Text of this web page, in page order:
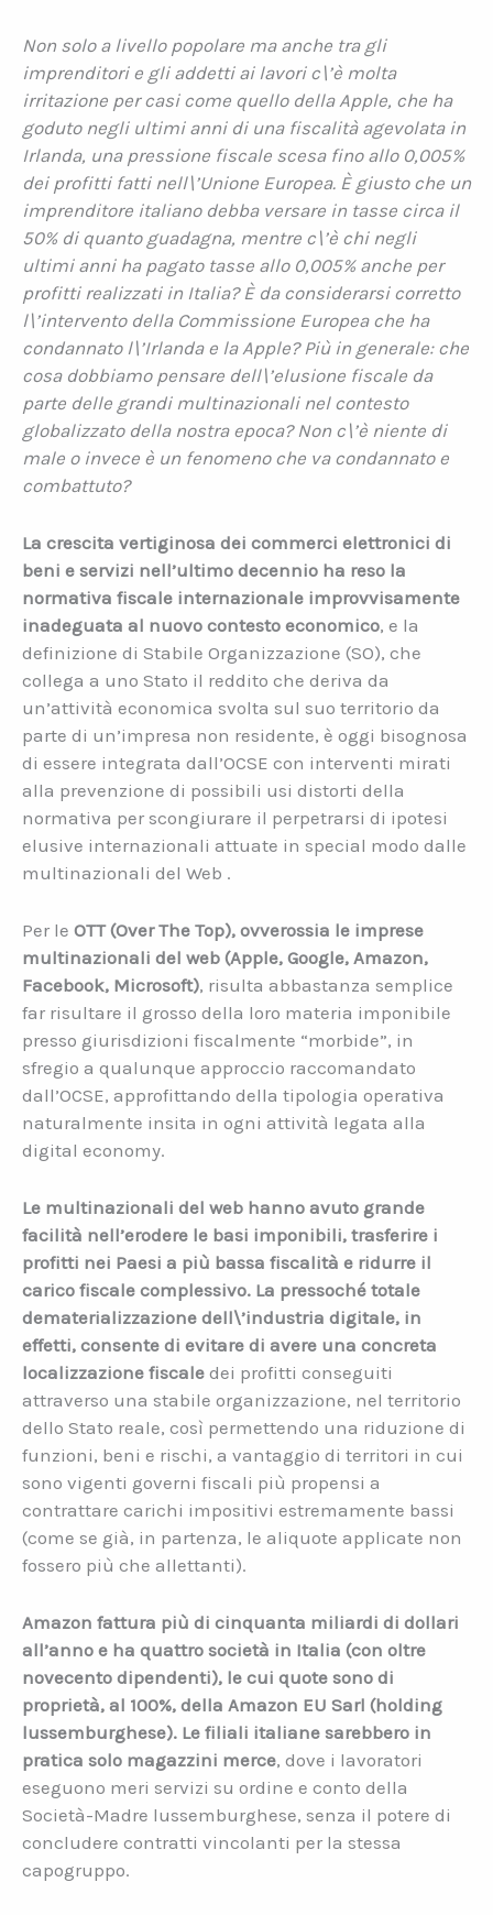
Non solo a livello popolare ma anche tra gli
imprenditori e gli addetti ai lavori c\’è molta
irritazione per casi come quello della Apple, che ha
goduto negli ultimi anni di una fiscalità agevolata in
Irlanda, una pressione fiscale scesa fino allo 0,005%
dei profitti fatti nell\’Unione Europea. È giusto che un
imprenditore italiano debba versare in tasse circa il
50% di quanto guadagna, mentre c\’è chi negli
ultimi anni ha pagato tasse allo 0,005% anche per
profitti realizzati in Italia? È da considerarsi corretto
l\’intervento della Commissione Europea che ha
condannato l\’Irlanda e la Apple? Più in generale: che
cosa dobbiamo pensare dell\’elusione fiscale da
parte delle grandi multinazionali nel contesto
globalizzato della nostra epoca? Non c\’è niente di
male o invece è un fenomeno che va condannato e
combattuto?
La crescita vertiginosa dei commerci elettronici di
beni e servizi nell’ultimo decennio ha reso la
normativa fiscale internazionale improvvisamente
inadeguata al nuovo contesto economico, e la
definizione di Stabile Organizzazione (SO), che
collega a uno Stato il reddito che deriva da
un’attività economica svolta sul suo territorio da
parte di un’impresa non residente, è oggi bisognosa
di essere integrata dall’OCSE con interventi mirati
alla prevenzione di possibili usi distorti della
normativa per scongiurare il perpetrarsi di ipotesi
elusive internazionali attuate in special modo dalle
multinazionali del Web .
Per le OTT (Over The Top), ovverossia le imprese
multinazionali del web (Apple, Google, Amazon,
Facebook, Microsoft), risulta abbastanza semplice
far risultare il grosso della loro materia imponibile
presso giurisdizioni fiscalmente “morbide”, in
sfregio a qualunque approccio raccomandato
dall’OCSE, approfittando della tipologia operativa
naturalmente insita in ogni attività legata alla
digital economy.
Le multinazionali del web hanno avuto grande
facilità nell’erodere le basi imponibili, trasferire i
profitti nei Paesi a più bassa fiscalità e ridurre il
carico fiscale complessivo. La pressoché totale
dematerializzazione dell\’industria digitale, in
effetti, consente di evitare di avere una concreta
localizzazione fiscale dei profitti conseguiti
attraverso una stabile organizzazione, nel territorio
dello Stato reale, così permettendo una riduzione di
funzioni, beni e rischi, a vantaggio di territori in cui
sono vigenti governi fiscali più propensi a
contrattare carichi impositivi estremamente bassi
(come se già, in partenza, le aliquote applicate non
fossero più che allettanti).
Amazon fattura più di cinquanta miliardi di dollari
all’anno e ha quattro società in Italia (con oltre
novecento dipendenti), le cui quote sono di
proprietà, al 100%, della Amazon EU Sarl (holding
lussemburghese). Le filiali italiane sarebbero in
pratica solo magazzini merce, dove i lavoratori
eseguono meri servizi su ordine e conto della
Società-Madre lussemburghese, senza il potere di
concludere contratti vincolanti per la stessa
capogruppo.